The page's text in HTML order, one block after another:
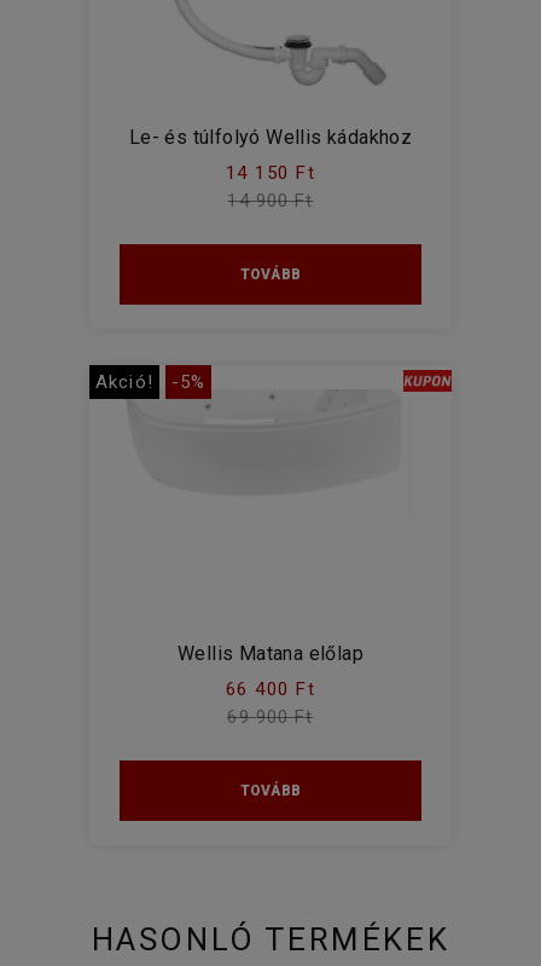
Le- és túlfolyó Wellis kádakhoz
14 150 Ft
14 900 Ft
TOVÁBB
Akció! -5%
Wellis Matana előlap
66 400 Ft
69 900 Ft
TOVÁBB
HASONLÓ TERMÉKEK